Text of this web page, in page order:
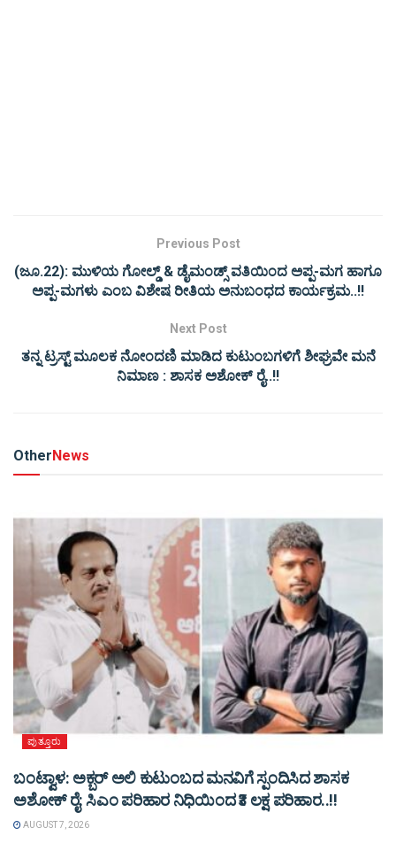
Previous Post
(ಜೂ.22): ಮುಳಿಯ ಗೋಲ್ಡ್ & ಡೈಮಂಡ್ಸ್ ವತಿಯಿಂದ ಅಪ್ಪ-ಮಗ ಹಾಗೂ
ಅಪ್ಪ-ಮಗಳು ಎಂಬ ವಿಶೇಷ ರೀತಿಯ ಅನುಬಂಧದ ಕಾರ್ಯಕ್ರಮ..!!
Next Post
ತನ್ನ ಟ್ರಸ್ಟ್ ಮೂಲಕ ನೋಂದಣಿ ಮಾಡಿದ ಕುಟುಂಬಗಳಿಗೆ ಶೀಘ್ರವೇ ಮನೆ
ನಿಮಾಣ : ಶಾಸಕ ಅಶೋಕ್ ರೈ..!!
Other News
ಪುತ್ತೂರು
ಬಂಟ್ವಾಳ: ಅಕ್ಬರ್ ಅಲಿ ಕುಟುಂಬದ ಮನವಿಗೆ ಸ್ಪಂದಿಸಿದ ಶಾಸಕ
ಅಶೋಕ್ ರೈ: ಸಿಎಂ ಪರಿಹಾರ ನಿಧಿಯಿಂದ ₹3 ಲಕ್ಷ ಪರಿಹಾರ..!!
AUGUST 7, 2026